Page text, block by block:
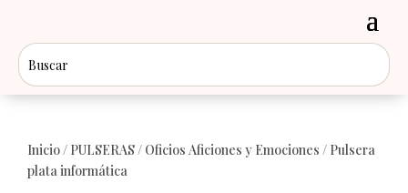
Inicio/ PULSERAS/ Oficios Aficiones y Emociones / Pulsera
plata informática